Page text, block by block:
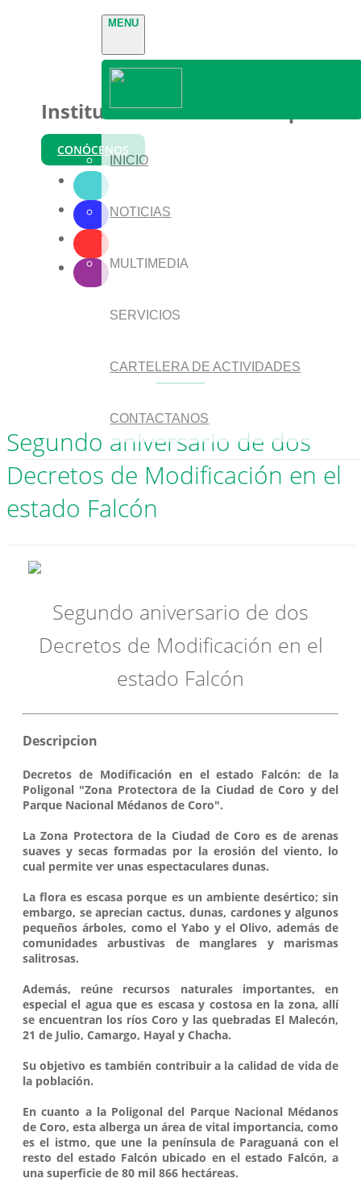
MENU
INICIO
NOTICIAS
MULTIMEDIA
SERVICIOS
CARTELERA DE ACTIVIDADES
CONTACTANOS
Instituto Nacional de Parques
CONÓCENOS
Segundo aniversario de dos
Decretos de Modificación en el
estado Falcón
Segundo aniversario de dos
Decretos de Modificación en el
estado Falcón
Descripcion
Decretos de Modificación en el estado Falcón: de la
Poligonal "Zona Protectora de la Ciudad de Coro y del
Parque Nacional Médanos de Coro".
La Zona Protectora de la Ciudad de Coro es de arenas
suaves y secas formadas por la erosión del viento, lo
cual permite ver unas espectaculares dunas.
La flora es escasa porque es un ambiente desértico; sin
embargo, se aprecian cactus, dunas, cardones y algunos
pequeños árboles, como el Yabo y el Olivo, además de
comunidades arbustivas de manglares y marismas
salitrosas.
Además, reúne recursos naturales importantes, en
especial el agua que es escasa y costosa en la zona, allí
se encuentran los ríos Coro y las quebradas El Malecón,
21 de Julio, Camargo, Hayal y Chacha.
Su objetivo es también contribuir a la calidad de vida de
la población.
En cuanto a la Poligonal del Parque Nacional Médanos
de Coro, esta alberga un área de vital importancia, como
es el istmo, que une la península de Paraguaná con el
resto del estado Falcón ubicado en el estado Falcón, a
una superficie de 80 mil 866 hectáreas.